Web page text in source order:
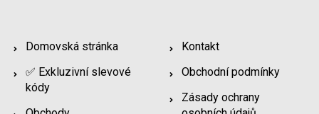
Domovská stránka
✅ Exkluzivní slevové
kódy
Kontakt
Obchodní podmínky
Zásady ochrany